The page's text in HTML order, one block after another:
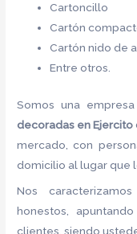
Cartoncillo
Cartón
Cartón nido de
Entre otros.
Somos una
decoradas en Ejercito
mercado, con
domicilio al lugar que
Nos
honestos,
clientes, siendo